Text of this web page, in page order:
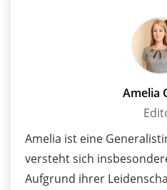
Amelia
Amelia ist eine
versteht sich
Aufgrund ihrer